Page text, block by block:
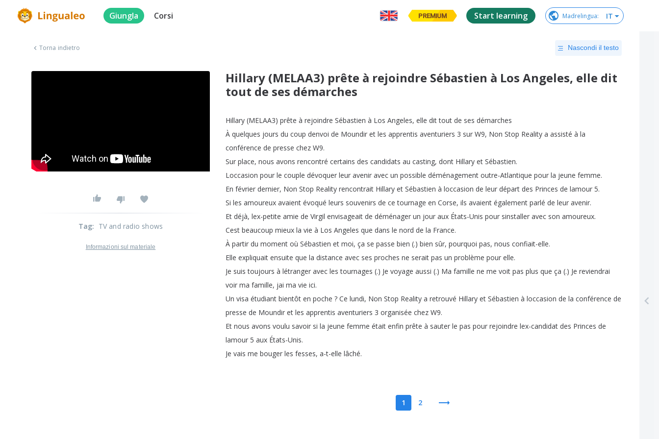
Giungla Corsi PREMIUM Start learning Madrelingua: IT
Torna indietro Nascondi il testo
Hillary (MELAA3) prête à rejoindre Sébastien à Los Angeles, elle dit
tout de ses démarches
Hillary (MELAA3) prête à rejoindre Sébastien à Los Angeles, elle dit tout de ses démarches
À quelques jours du coup denvoi de Moundir et les apprentis aventuriers 3 sur W9, Non Stop Reality a assisté à la
conférence de presse chez W9.
Sur place, nous avons rencontré certains des candidats au casting, dont Hillary et Sébastien.
Loccasion pour le couple dévoquer leur avenir avec un possible déménagement outre-Atlantique pour la jeune femme.
En février dernier, Non Stop Reality rencontrait Hillary et Sébastien à loccasion de leur départ des Princes de lamour 5.
Si les amoureux avaient évoqué leurs souvenirs de ce tournage en Corse, ils avaient également parlé de leur avenir.
Et déjà, lex-petite amie de Virgil envisageait de déménager un jour aux États-Unis pour sinstaller avec son amoureux.
Cest beaucoup mieux la vie à Los Angeles que dans le nord de la France.
À partir du moment où Sébastien et moi, ça se passe bien (.) bien sûr, pourquoi pas, nous confiait-elle.
Elle expliquait ensuite que la distance avec ses proches ne serait pas un problème pour elle.
Je suis toujours à létranger avec les tournages (.) Je voyage aussi (.) Ma famille ne me voit pas plus que ça (.) Je reviendrai
voir ma famille, jai ma vie ici.
Un visa étudiant bientôt en poche ? Ce lundi, Non Stop Reality a retrouvé Hillary et Sébastien à loccasion de la conférence de
presse de Moundir et les apprentis aventuriers 3 organisée chez W9.
Et nous avons voulu savoir si la jeune femme était enfin prête à sauter le pas pour rejoindre lex-candidat des Princes de
lamour 5 aux États-Unis.
Je vais me bouger les fesses, a-t-elle lâché.
1 2
Tag: TV and radio shows
Informazioni sul materiale